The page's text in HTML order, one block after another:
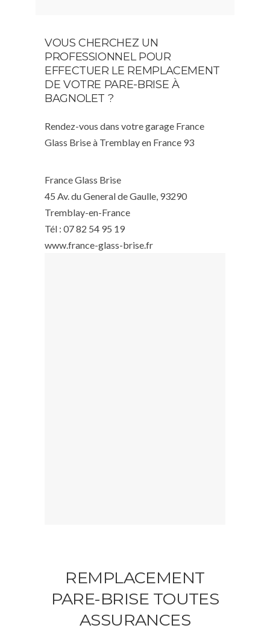
VOUS CHERCHEZ UN
PROFESSIONNEL POUR
EFFECTUER LE REMPLACEMENT
DE VOTRE PARE-BRISE À
BAGNOLET ?
Rendez-vous dans votre garage France
Glass Brise à Tremblay en France 93
France Glass Brise
45 Av. du General de Gaulle, 93290
Tremblay-en-France
Tél : 07 82 54 95 19
www.france-glass-brise.fr
REMPLACEMENT
PARE-BRISE TOUTES
ASSURANCES